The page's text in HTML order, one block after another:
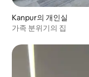
Kanpur의 개인실
가족 분위기의 집